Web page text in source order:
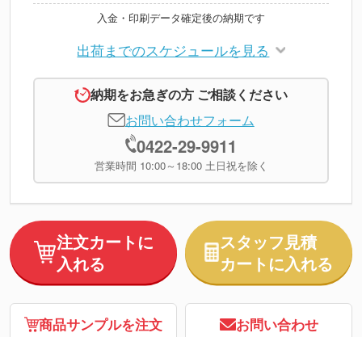
入金・印刷データ確定後の納期です
出荷までのスケジュールを見る
納期をお急ぎの方 ご相談ください
お問い合わせフォーム
0422-29-9911
営業時間 10:00～18:00 土日祝を除く
注文カートに
入れる
スタッフ見積
カートに入れる
商品サンプルを注文 お問い合わせ